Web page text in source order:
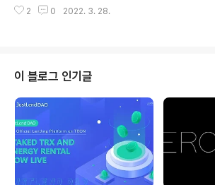
ava 10 = 새로운 Kava 1.0의 시작 Kava 네트워크는..
는 이유인 댑(dApp; Decentralized Application)이
변화해가고 있습니다. 오늘은 메인넷 출시를 앞두고 인센
티브화 테스트넷을 진행 중인 개발자와 댑 우선의 생태계
인 Archway에 대해서 소개를 드리도록 하겠습니다. Arc
hway란? Archway는 코스모스 생태계의 새로운 인센티
브화된 스마트 컨트랙트 체인으로, 차세대 댑 서비스를 만
드는 개발자들에게 인센티..
2 0 2022. 3. 28.
이 블로그 인기글